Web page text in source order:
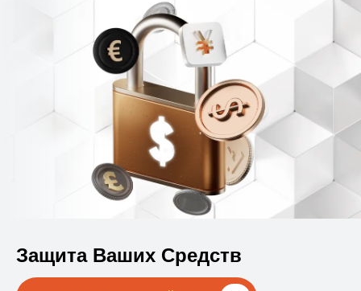
Защита Ваших Средств